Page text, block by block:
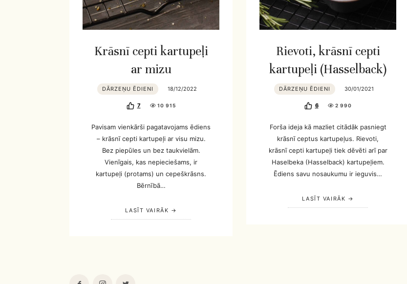
Krāsnī cepti kartupeļi
ar mizu
DĀRZEŅU ĒDIENI 18/12/2022
7 10 915
Pavisam vienkārši pagatavojams ēdiens
– krāsnī cepti kartupeļi ar visu mizu.
Bez piepūles un bez taukvielām.
Vienīgais, kas nepieciešams, ir
kartupeļi (protams) un cepeškrāsns.
Bērnībā…
LASĪT VAIRĀK
Rievoti, krāsnī cepti
kartupeļi (Hasselback)
DĀRZEŅU ĒDIENI 30/01/2021
6 2 990
Forša ideja kā mazliet citādāk pasniegt
krāsnī ceptus kartupeļus. Rievoti,
krāsnī cepti kartupeļi tiek dēvēti arī par
Haselbeka (Hasselback) kartupeļiem.
Ēdiens savu nosaukumu ir ieguvis…
LASĪT VAIRĀK